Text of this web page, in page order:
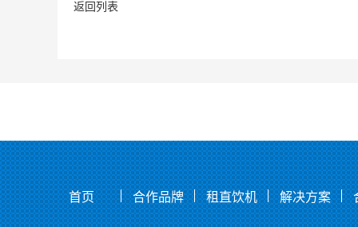
返回列表
首页 合作品牌 租直饮机 解决方案